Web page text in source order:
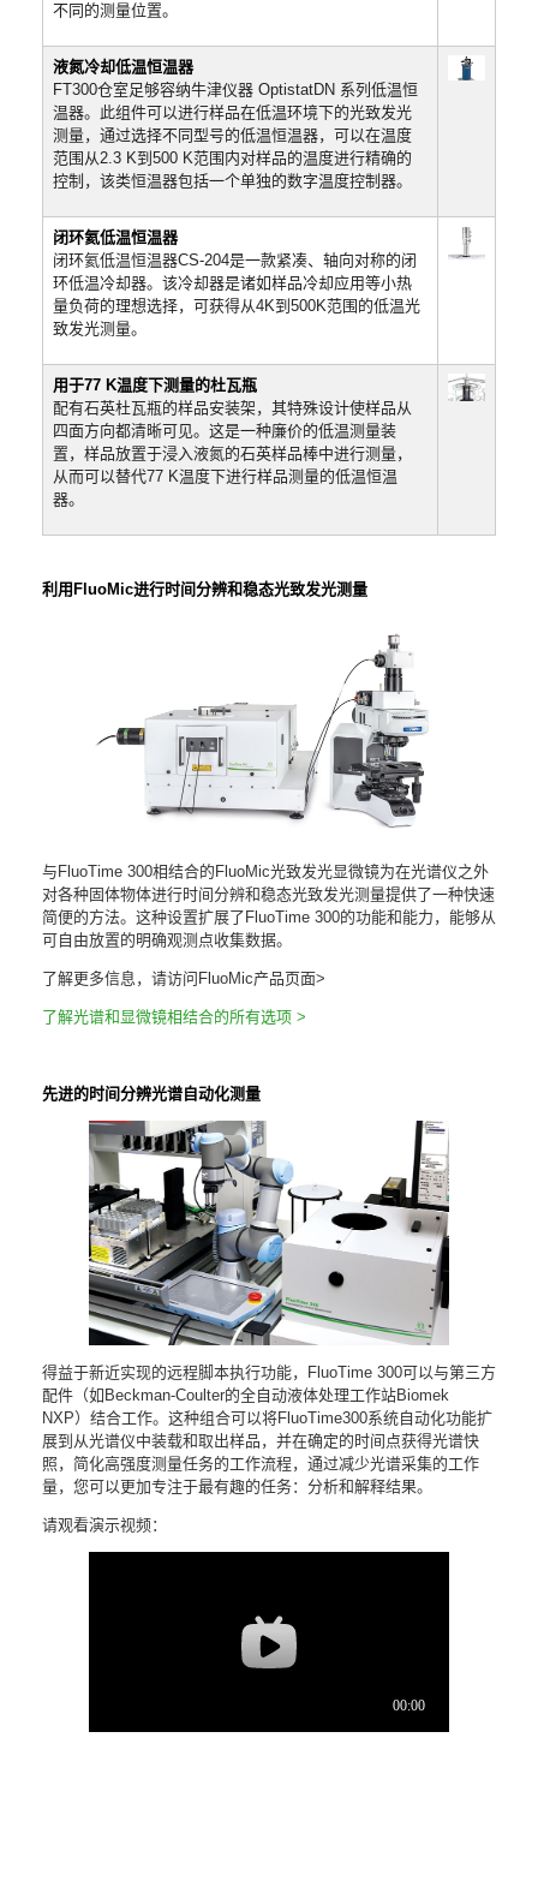
不同的测量位置。
液氮冷却低温恒温器
FT300仓室足够容纳牛津仪器 OptistatDN 系列低温恒
温器。此组件可以进行样品在低温环境下的光致发光
测量，通过选择不同型号的低温恒温器，可以在温度
范围从2.3 K到500 K范围内对样品的温度进行精确的
控制，该类恒温器包括一个单独的数字温度控制器。
闭环氦低温恒温器
闭环氦低温恒温器CS-204是一款紧凑、轴向对称的闭
环低温冷却器。该冷却器是诸如样品冷却应用等小热
量负荷的理想选择，可获得从4K到500K范围的低温光
致发光测量。
用于77 K温度下测量的杜瓦瓶
配有石英杜瓦瓶的样品安装架，其特殊设计使样品从
四面方向都清晰可见。这是一种廉价的低温测量装
置，样品放置于浸入液氮的石英样品棒中进行测量，
从而可以替代77 K温度下进行样品测量的低温恒温
器。
利用FluoMic进行时间分辨和稳态光致发光测量
与FluoTime 300相结合的FluoMic光致发光显微镜为在光谱仪之外
对各种固体物体进行时间分辨和稳态光致发光测量提供了一种快速
简便的方法。这种设置扩展了FluoTime 300的功能和能力，能够从
可自由放置的明确观测点收集数据。
了解更多信息，请访问FluoMic产品页面>
了解光谱和显微镜相结合的所有选项 >
先进的时间分辨光谱自动化测量
得益于新近实现的远程脚本执行功能，FluoTime 300可以与第三方
配件（如Beckman-Coulter的全自动液体处理工作站Biomek
NXP）结合工作。这种组合可以将FluoTime300系统自动化功能扩
展到从光谱仪中装载和取出样品，并在确定的时间点获得光谱快
照，简化高强度测量任务的工作流程，通过减少光谱采集的工作
量，您可以更加专注于最有趣的任务：分析和解释结果。
请观看演示视频：